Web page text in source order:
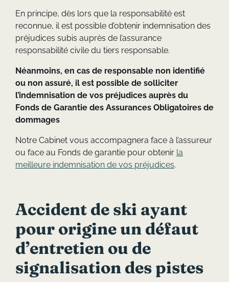
En principe, dès lors que la responsabilité est
reconnue, il est possible d’obtenir indemnisation des
préjudices subis auprès de l’assurance
responsabilité civile du tiers responsable.
Néanmoins, en cas de responsable non identifié
ou non assuré, il est possible de solliciter
l’indemnisation de vos préjudices auprès du
Fonds de Garantie des Assurances Obligatoires de
dommages
Notre Cabinet vous accompagnera face à l’assureur
ou face au Fonds de garantie pour obtenir la
meilleure indemnisation de vos préjudices.
Accident de ski ayant
pour origine un défaut
d’entretien ou de
signalisation des pistes